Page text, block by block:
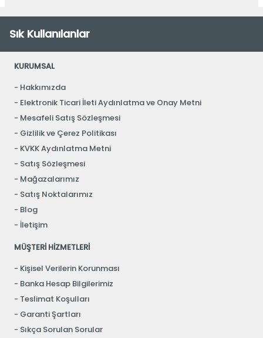
Sık Kullanılanlar
KURUMSAL
Hakkımızda
Elektronik Ticari İleti Aydınlatma ve Onay Metni
Mesafeli Satış Sözleşmesi
Gizlilik ve Çerez Politikası
KVKK Aydınlatma Metni
Satış Sözleşmesi
Mağazalarımız
Satış Noktalarımız
Blog
İletişim
MÜŞTERİ HİZMETLERİ
Kişisel Verilerin Korunması
Banka Hesap Bilgilerimiz
Teslimat Koşulları
Garanti Şartları
Sıkça Sorulan Sorular